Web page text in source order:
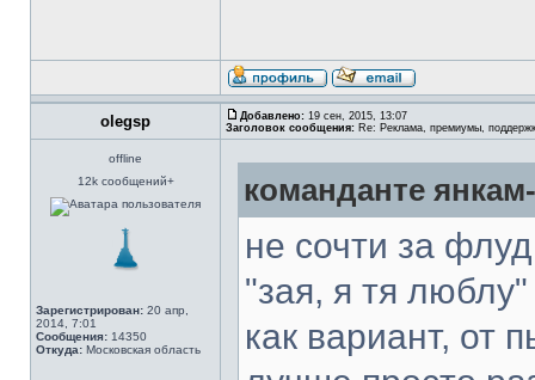
olegsp Добавлено: 19 сен, 2015, 13:07
Заголовок сообщения: Re: Реклама, премиумы,
offline
12k сообщений+
Зарегистрирован: 20 апр,
2014, 7:01
Сообщения: 14350
Откуда: Московская область
команданте
не сочти за
"зая, я тя
как вариант, от